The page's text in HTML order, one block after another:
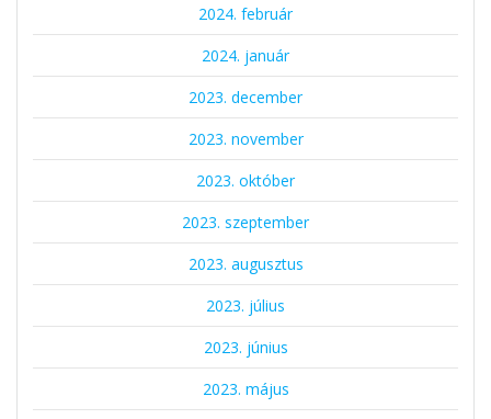
2024. február
2024. január
2023. december
2023. november
2023. október
2023. szeptember
2023. augusztus
2023. július
2023. június
2023. május